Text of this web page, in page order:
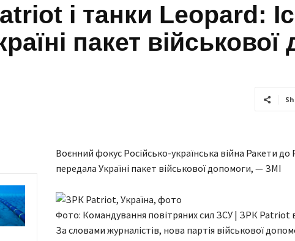
і танки Leopard:
пакет
Воєнний фокус Російсько-українська війна Ракети до
передала Україні пакет військової допомоги, — ЗМІ
Фото: Командування повітряних сил ЗСУ | ЗРК Patriot в
За словами журналістів, нова партія військової